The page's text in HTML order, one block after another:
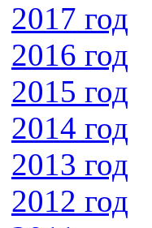
2017 год
2016 год
2015 год
2014 год
2013 год
2012 год